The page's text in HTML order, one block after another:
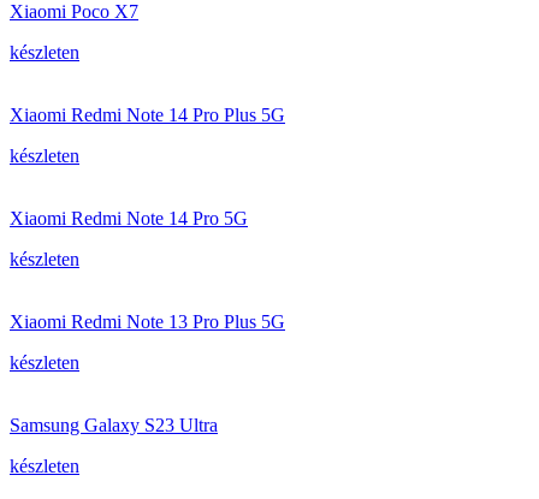
Xiaomi Poco X7
készleten
Xiaomi Redmi Note 14 Pro Plus 5G
készleten
Xiaomi Redmi Note 14 Pro 5G
készleten
Xiaomi Redmi Note 13 Pro Plus 5G
készleten
Samsung Galaxy S23 Ultra
készleten